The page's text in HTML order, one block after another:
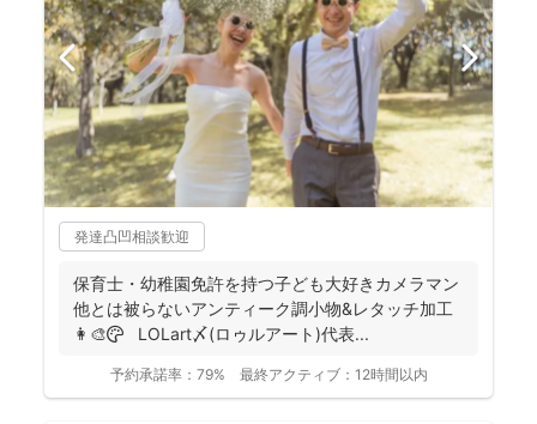
発達凸凹相談歓迎
保育士・幼稚園免許を持つ子ども大好きカメラマン
他とは被らないアンティーク調小物&レタッチ加工
👩‍🎨🎨 LOLart〆(ロゥルアート)代表...
予約承諾率： 79% 最終アクティブ： 12時間以内